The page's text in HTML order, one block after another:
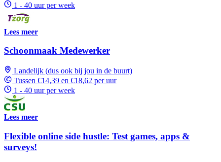
1 - 40 uur per week
Lees meer
Schoonmaak Medewerker
Landelijk (dus ook bij jou in de buurt)
Tussen €14,39 en €18,62 per uur
1 - 40 uur per week
Lees meer
Flexible online side hustle: Test games, apps &
surveys!